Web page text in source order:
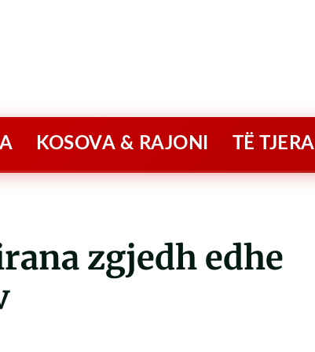
KOSOVA & RAJONI TË TJERA
zgjedh edhe